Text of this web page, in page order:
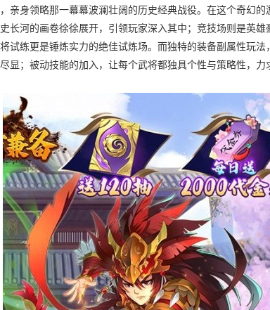
亲身领略那一幕幕波澜壮阔的历史经典战役。在这个奇幻的
长河的画卷徐徐展开，引领玩家深入其中；竞技场则是英雄
试练更是锤炼实力的绝佳试炼场。而独特的装备副属性玩法
显；被动技能的加入，让每个武将都独具个性与策略性，力